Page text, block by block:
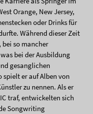
Orange, New Jersey,
oder Drinks für
Während dieser Zeit
so mancher
bei der Ausbildung
gesanglichen
er auf Alben von
zu nennen. Als er
traf, entwickelten sich
Songwriting